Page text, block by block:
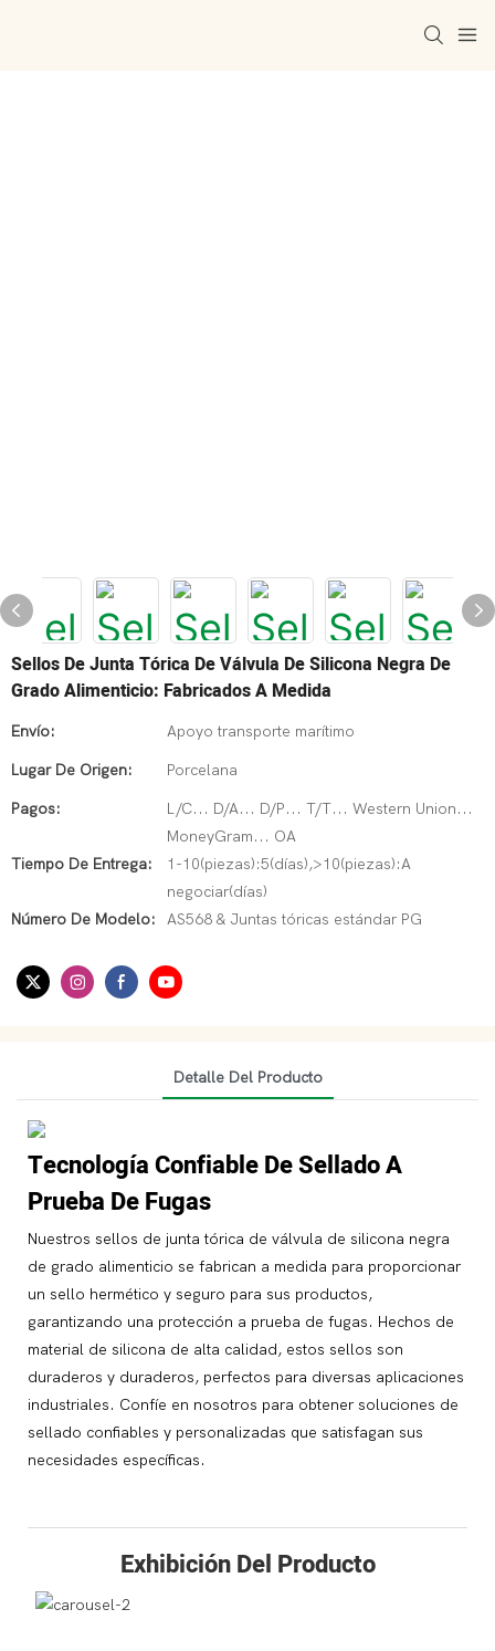
Sellos De Junta Tórica De Válvula De Silicona Negra De
Grado Alimenticio: Fabricados A Medida
Envío: Apoyo transporte marítimo
Lugar De Origen: Porcelana
Pagos:
L/C... D/A... D/P... T/T... Western Union...
MoneyGram... OA
Tiempo De Entrega:
1-10(piezas):5(días),>10(piezas):A
negociar(días)
Número De Modelo:
AS568 & Juntas tóricas estándar PG
Detalle Del Producto
Tecnología Confiable De Sellado A
Prueba De Fugas
Nuestros sellos de junta tórica de válvula de silicona negra
de grado alimenticio se fabrican a medida para proporcionar
un sello hermético y seguro para sus productos,
garantizando una protección a prueba de fugas. Hechos de
material de silicona de alta calidad, estos sellos son
duraderos y duraderos, perfectos para diversas aplicaciones
industriales. Confíe en nosotros para obtener soluciones de
sellado confiables y personalizadas que satisfagan sus
necesidades específicas.
Exhibición Del Producto